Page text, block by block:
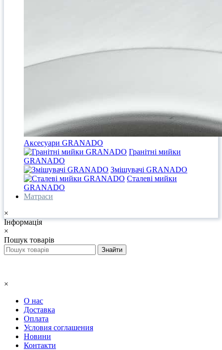
Аксесуари GRANADO
Гранітні мийки
GRANADO
Змішувачі GRANADO
Сталеві мийки
GRANADO
Матраси
×
Інформація
×
Пошук товарів
×
О нас
Доставка
Оплата
Условия соглашения
Новини
Контакти